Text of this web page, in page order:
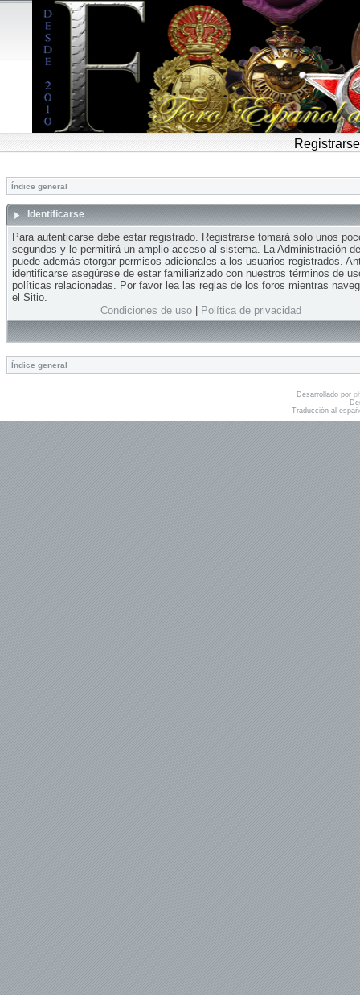
Registrarse
Índice general
Identificarse
Para autenticarse debe estar registrado. Registrarse tomará solo unos
segundos y le permitirá un amplio acceso al sistema. La Administración
puede además otorgar permisos adicionales a los usuarios registrados.
identificarse asegúrese de estar familiarizado con nuestros términos de
políticas relacionadas. Por favor lea las reglas de los foros mientras
el Sitio.
Condiciones de uso| Política de privacidad
Índice general
Desarrollado por
Traducción al